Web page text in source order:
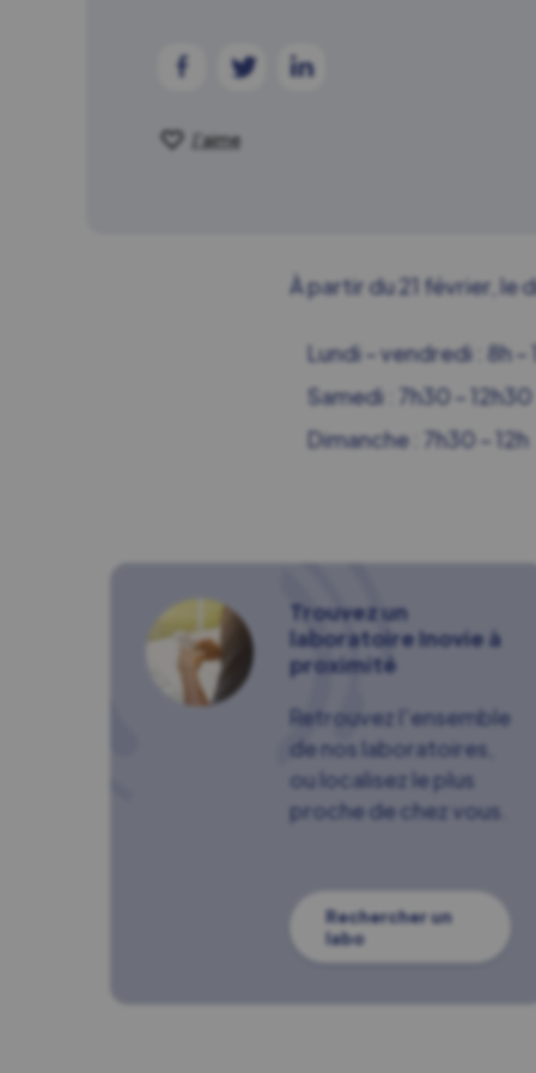
J'aime
À partir du 21 février, le
Lundi – vendredi : 8h –
Samedi : 7h30 – 12h30
Dimanche : 7h30 – 12h
Trouvez un
laboratoire Inovie à
proximité
Retrouvez l'ensemble
de nos laboratoires,
ou localisez le plus
proche de chez vous.
Rechercher un
labo